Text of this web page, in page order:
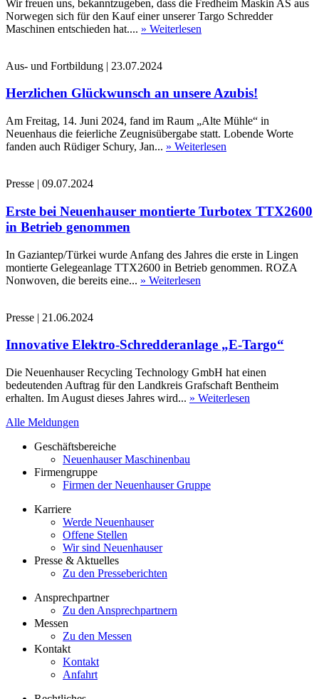
Wir freuen uns, bekanntzugeben, dass die Fredheim Maskin AS aus
Norwegen sich für den Kauf einer unserer Targo Schredder
Maschinen entschieden hat.... » Weiterlesen
Aus- und Fortbildung | 23.07.2024
Herzlichen Glückwunsch an unsere Azubis!
Am Freitag, 14. Juni 2024, fand im Raum „Alte Mühle“ in
Neuenhaus die feierliche Zeugnisübergabe statt. Lobende Worte
fanden auch Rüdiger Schury, Jan... » Weiterlesen
Presse | 09.07.2024
Erste bei Neuenhauser montierte Turbotex TTX2600
in Betrieb genommen
In Gaziantep/Türkei wurde Anfang des Jahres die erste in Lingen
montierte Gelegeanlage TTX2600 in Betrieb genommen. ROZA
Nonwoven, die bereits eine... » Weiterlesen
Presse | 21.06.2024
Innovative Elektro-Schredderanlage „E-Targo“
Die Neuenhauser Recycling Technology GmbH hat einen
bedeutenden Auftrag für den Landkreis Grafschaft Bentheim
erhalten. Im August dieses Jahres wird... » Weiterlesen
Alle Meldungen
Geschäftsbereiche
Neuenhauser Maschinenbau
Firmengruppe
Firmen der Neuenhauser Gruppe
Karriere
Werde Neuenhauser
Offene Stellen
Wir sind Neuenhauser
Presse & Aktuelles
Zu den Presseberichten
Ansprechpartner
Zu den Ansprechpartnern
Messen
Zu den Messen
Kontakt
Kontakt
Anfahrt